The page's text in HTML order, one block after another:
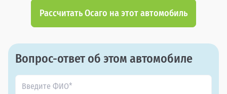
Рассчитать Осаго на этот автомобиль
Вопрос-ответ об этом автомобиле